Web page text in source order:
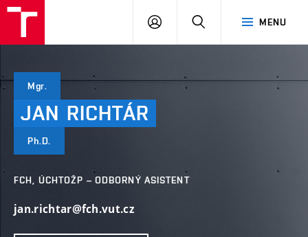
MENU
PŘIHLÁSIT
Mgr.
JAN RICHTÁR
Ph.D.
FCH, ÚCHTOŽP – ODBORNÝ ASISTENT
jan.richtar@fch.vut.cz